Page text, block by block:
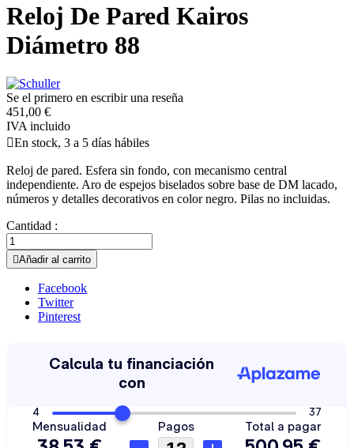
Reloj De Pared Kairos
Diámetro 88
Se el primero en escribir una reseña
451,00 €
IVA incluido
En stock, 3 a 5 días hábiles
Reloj de pared. Esfera sin fondo, con mecanismo central
independiente. Aro de espejos biselados sobre base de DM lacado,
números y detalles decorativos en color negro. Pilas no incluidas.
Cantidad :
Añadir al carrito
Facebook
Twitter
Pinterest